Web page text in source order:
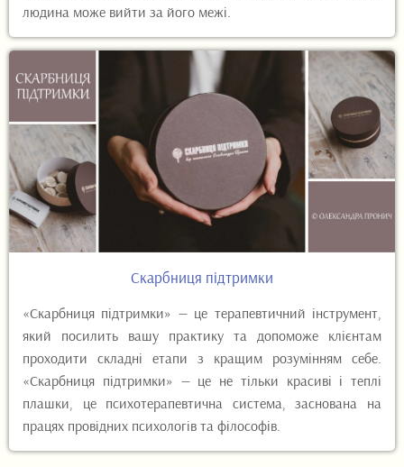
людина може вийти за його межі.
Скарбниця підтримки
«Скарбниця підтримки» — це терапевтичний інструмент,
який посилить вашу практику та допоможе клієнтам
проходити складні етапи з кращим розумінням себе.
«Скарбниця підтримки» — це не тільки красиві і теплі
плашки, це психотерапевтична система, заснована на
працях провідних психологів та філософів.